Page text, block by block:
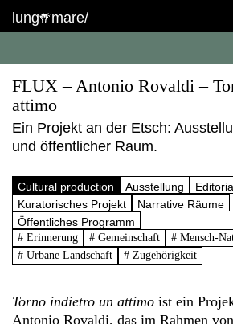
lung mare/
FLUX – Antonio Rovaldi –
attimo
Ein Projekt an der Etsch:
und öffentlicher Raum.
Cultural production Ausstellung
Kuratorisches Projekt
Narrative Räume
Öffentliches Programm
# Erinnerung # Gemeinschaft
# Mensch-
# Urbane Landschaft
# Zugehörigkeit
Torno indietro un attimo ist ein
Antonio Rovaldi, das im Rahmen von